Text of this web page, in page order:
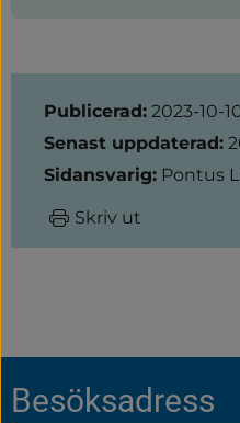
Sidinformation
Publicerad: 2023-10-
Senast uppdaterad:
Sidansvarig: Pontus
Skriv ut
Sidfot
Besöksadress